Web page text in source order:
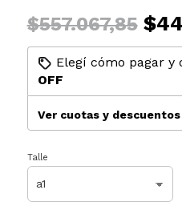
$557.067,85
Elegí cómo pagar y
OFF
Ver cuotas y descuentos
Talle